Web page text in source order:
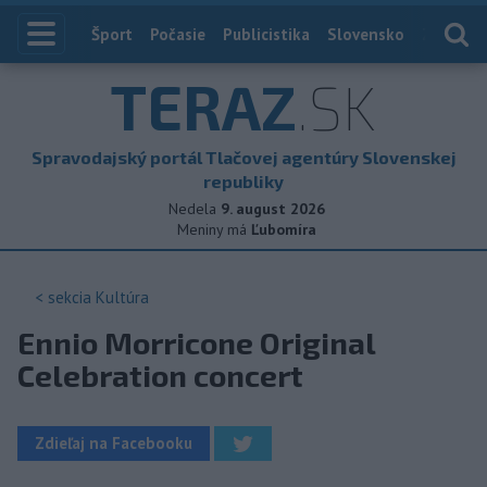
Index
Šport Počasie Publicistika Slovensko
TERAZ.SK
Spravodajský portál Tlačovej agentúry Slovenskej
republiky
Nedela 9. august 2026
Meniny má Ľubomíra
< sekcia Kultúra
Ennio Morricone Original
Celebration concert
Zdieľaj na Facebooku